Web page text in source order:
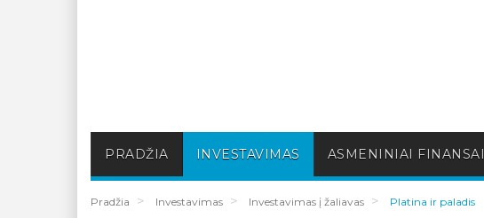
PRADŽIA INVESTAVIMAS ASMENINIAI FINANSAI
Pradžia Investavimas Investavimas į žaliavas Platina ir paladis